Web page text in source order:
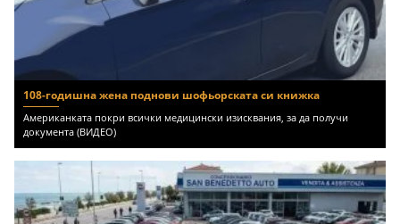
108-годишна жена поднови шофьорската си книжка
Американката покри всички медицински изисквания, за да получи
документа (ВИДЕО)